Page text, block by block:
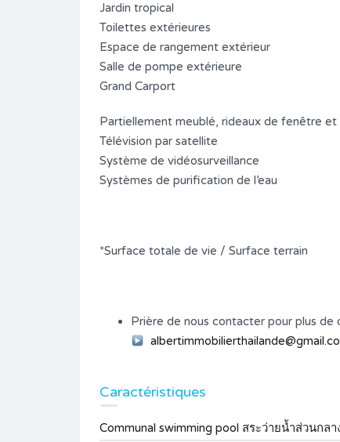
Jardin tropical
Toilettes extérieures
Espace de rangement extérieur
Salle de pompe extérieure
Grand Carport
Partiellement meublé, rideaux de fenêtre
Télévision par satellite
Système de vidéosurveillance
Systèmes de purification de l’eau
*Surface totale de vie / Surface terrain
Prière de nous contacter pour plus
Caractéristiques
Communal swimming pool สระว่ายน้ำส่วนกล